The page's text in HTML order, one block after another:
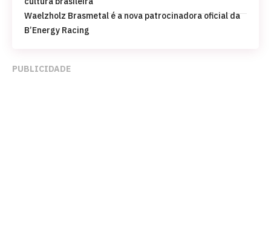
Waelzholz Brasmetal é a nova patrocinadora oficial da
B’Energy Racing
PUBLICIDADE